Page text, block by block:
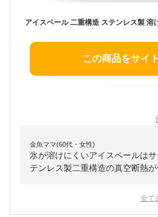
この商品をサイ
金魚ママ(60代・女性)
氷が溶けにくいアイスペールは
テンレス製二重構造の真空断熱が
全て